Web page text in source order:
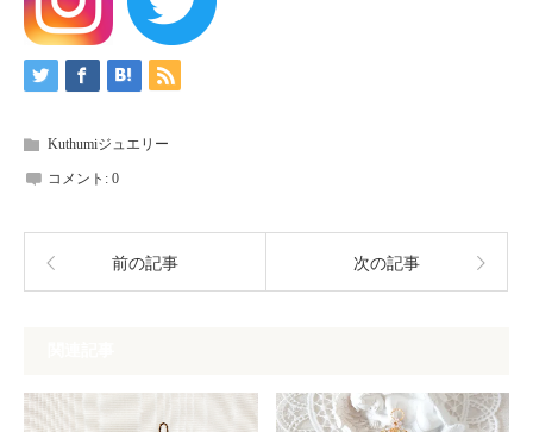
Kuthumiジュエリー
コメント: 0
前の記事 次の記事